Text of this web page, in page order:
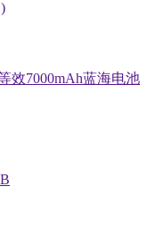
效7000mAh蓝海电池